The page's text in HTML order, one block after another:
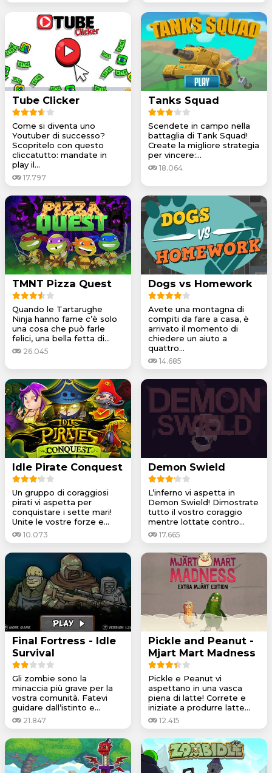
Tube Clicker
Come si diventa uno
Youtuber di successo?
Scopritelo con questo
cliccatutto: mandate in
play il...
17.797
Tanks Squad
Scendete in campo nella
battaglia di Tank Squad!
Create la migliore strategia
per vincere:...
18.064
TMNT Pizza Quest
Quando le Tartarughe
Ninja hanno fame c’è solo
una cosa che può farle
felici, una bella fetta di...
26.045
Dogs vs Homework
Avete una montagna di
compiti da fare a casa, è
arrivato il momento di
chiedere un aiuto a
quattro...
14.685
Idle Pirate Conquest
Un gruppo di coraggiosi
pirati vi aspetta per
conquistare i sette mari!
Unite le vostre forze e...
10.073
Demon Swield
L’inferno vi aspetta in
Demon Swield! Dimostrate
tutto il vostro coraggio
mentre lottate contro...
17.665
Final Fortress - Idle
Survival
Gli zombie sono la
minaccia più grave per la
vostra comunità. Fatevi
guidare dall’istinto e...
21.847
Pickle and Peanut -
Mjart Mart Madness
Pickle e Peanut vi
aspettano in una vasca
piena di latte! Correte e
iniziate a produrre latte...
12.415